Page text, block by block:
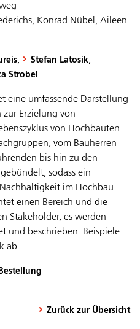
Konrad Nübel, Aileen
, Stefan Latosik,
Strobel
eine umfassende Darstellung
Erzielung von
von Hochbauten.
vom Bauherren
bis hin zu den
sodass ein
im Hochbau
einen Bereich und die
Stakeholder, es werden
und beschrieben. Beispiele
ab.
Zurück zur Übersicht